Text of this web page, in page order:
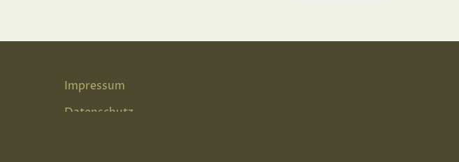
Impressum
Datenschutz